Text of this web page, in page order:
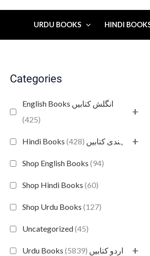
URDU BOOKS HINDI
Categories
English Books انگلش کتابیں
(425)
+
Hindi Books ہندی کتابیں (428) +
Shop English Books (94)
Shop Hindi Books (60)
Shop Urdu Books (127)
Uncategorized(45)
Urdu Books اردو کتابیں (5839) +